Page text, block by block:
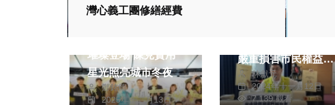
灣心義工團修繕經費
生活 藝文
璀璨登場 陳見賢用
星光照亮城市冬夜
鄭銘德
2025年十二月13日
2案仍未送中央審議
嚴重損害市民權益、
阻礙地方發展 民進
黨台中市議員楊典忠
林獻元
2024年十一月12日
7,139 觀看
社會 生活